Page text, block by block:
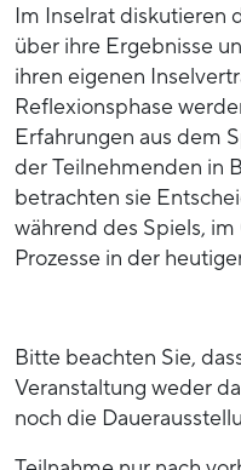
Im Inselrat diskutieren
über ihre Ergebnisse
ihren eigenen
Reflexionsphase
Erfahrungen aus dem
der Teilnehmenden in
betrachten sie
während des Spiels,
Prozesse in der
Bitte beachten Sie,
Veranstaltung weder
noch die